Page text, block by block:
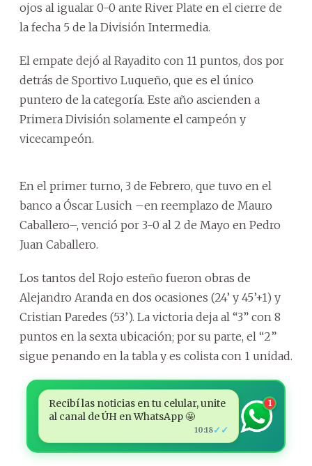
ojos al igualar 0-0 ante River Plate en el cierre de
la fecha 5 de la División Intermedia.
El empate dejó al Rayadito con 11 puntos, dos por
detrás de Sportivo Luqueño, que es el único
puntero de la categoría. Este año ascienden a
Primera División solamente el campeón y
vicecampeón.
En el primer turno, 3 de Febrero, que tuvo en el
banco a Óscar Lusich –en reemplazo de Mauro
Caballero–, venció por 3-0 al 2 de Mayo en Pedro
Juan Caballero.
Los tantos del Rojo esteño fueron obras de
Alejandro Aranda en dos ocasiones (24’ y 45’+1) y
Cristian Paredes (53’). La victoria deja al “3” con 8
puntos en la sexta ubicación; por su parte, el “2”
sigue penando en la tabla y es colista con 1 unidad.
Recibí las noticias en tu celular, unite
al canal de ÚH en WhatsApp 🤩
10:18✓✓
1